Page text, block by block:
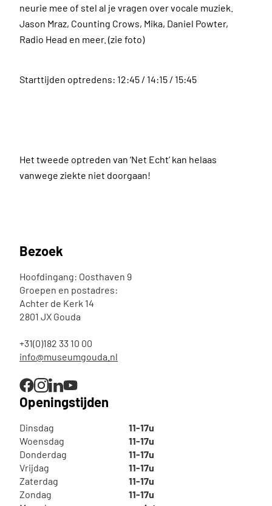
neurie mee of stel al je vragen over vocale muziek.
Jason Mraz, Counting Crows, Mika, Daniel Powter,
Radio Head en meer. (zie foto)
Starttijden optredens: 12:45 / 14:15 / 15:45
Het tweede optreden van ‘Net Echt’ kan helaas
vanwege ziekte niet doorgaan!
Bezoek
Hoofdingang: Oosthaven 9
Groepen en postadres:
Achter de Kerk 14
2801 JX Gouda
+31(0)182 33 10 00
info@museumgouda.nl
Openingstijden
Dinsdag
11-17u
Woensdag
11-17u
Donderdag
11-17u
Vrijdag
11-17u
Zaterdag
11-17u
Zondag
11-17u